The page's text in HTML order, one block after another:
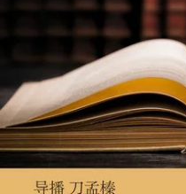
日本購物 電子/紙本書
HOT